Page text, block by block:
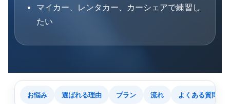
マイカー、レンタカー、カーシェアで練習し
たい
お悩み 選ばれる理由 プラン 流れ よくある質問